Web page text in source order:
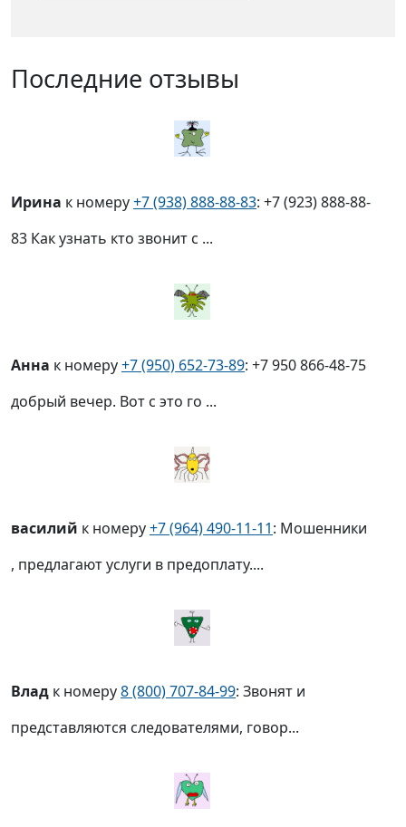
Последние отзывы
Ирина к номеру+7 (938) 888-88-83: +7 (923) 888-88-
83 Как узнать кто звонит с ...
Анна к номеру+7 (950) 652-73-89: +7 950 866-48-75
добрый вечер. Вот с это го ...
василий к номеру+7 (964) 490-11-11: Мошенники
, предлагают услуги в предоплату....
Влад к номеру8 (800) 707-84-99: Звонят и
представляются следователями, говор...